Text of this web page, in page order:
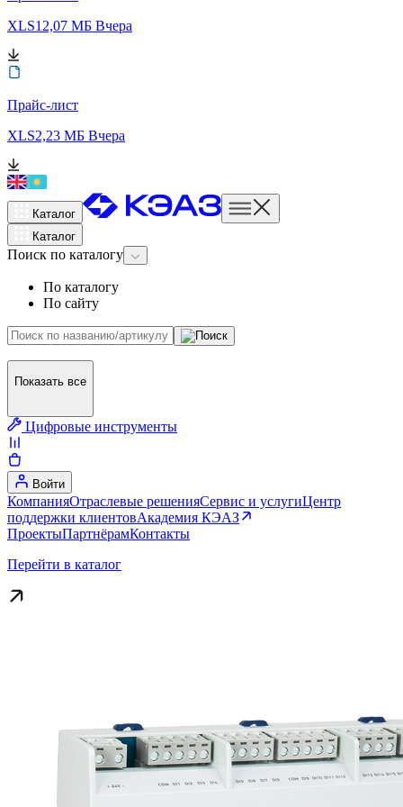
XLS12,07 МБ Вчера
Прайс-лист
XLS2,23 МБ Вчера
Каталог
Каталог
Поиск по каталогу
По каталогу
По сайту
Показать все
Цифровые инструменты
Войти
КомпанияОтраслевые решенияСервис и услугиЦентр
поддержки клиентовАкадемия КЭАЗ
ПроектыПартнёрамКонтакты
Перейти в каталог